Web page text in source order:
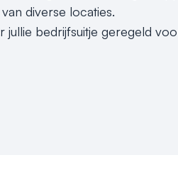
diverse locaties.
bedrijfsuitje geregeld